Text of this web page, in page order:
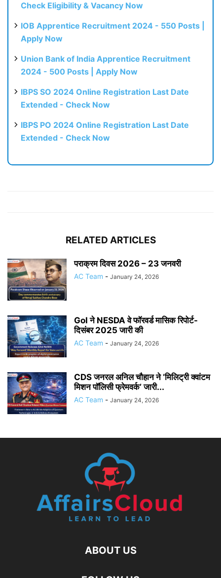
Check Eligibility & Vacancy Now
IOB Apprentice Recruitment 2024 - 550 Posts |
Apply Now
Union Bank of India Apprentice Recruitment
2024 - 500 Posts | Apply Now
IBPS SO 2024 Online Registration Last Date
Extended - Check Now
IBPS PO 2024 Online Registration Last Date
Extended - Check Now
RELATED ARTICLES
पराक्रम दिवस 2026 – 23 जनवरी
AC Team - January 24, 2026
GoI ने NESDA वे फॉरवर्ड मासिक रिपोर्ट-
दिसंबर 2025 जारी की
AC Team - January 24, 2026
CDS जनरल अनिल चौहान ने ‘मिलिट्री क्वांटम
मिशन पॉलिसी फ्रेमवर्क’ जारी...
AC Team - January 24, 2026
ABOUT US